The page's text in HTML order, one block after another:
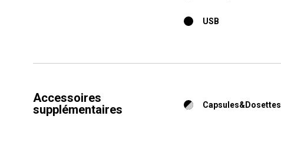
USB
Accessoires
supplémentaires
Capsules&Dosettes